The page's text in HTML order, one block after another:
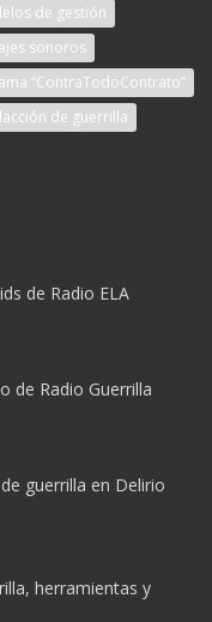
de gestión
sonoros
“ContraTodoContrato”
de guerrilla
de Radio ELA
de Radio Guerrilla
guerrilla en Delirio
herramientas y